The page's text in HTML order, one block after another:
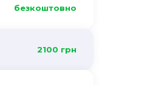
безкоштовно
2100 грн